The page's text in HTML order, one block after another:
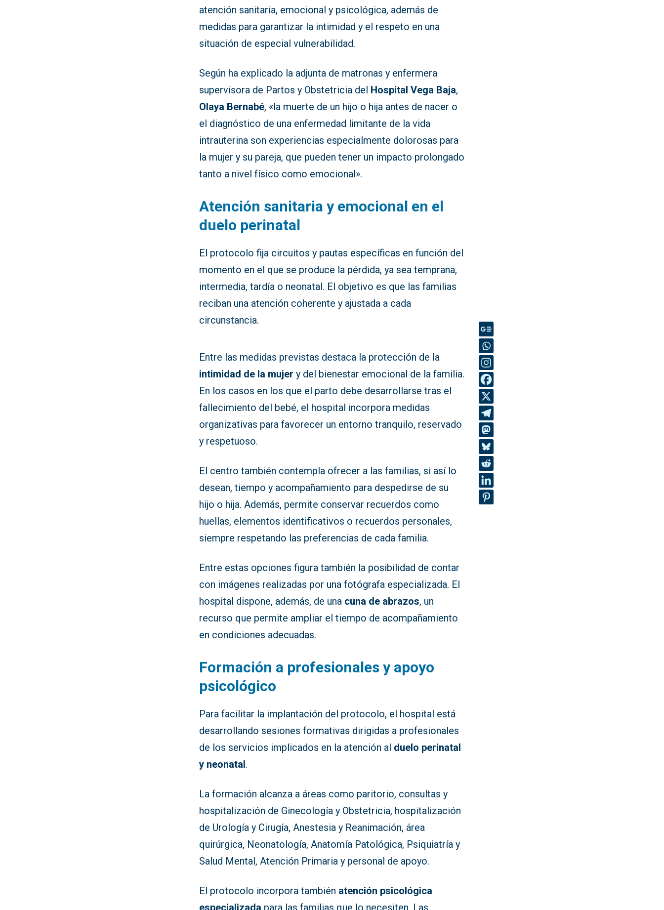
atención sanitaria, emocional y psicológica, además de
medidas para garantizar la intimidad y el respeto en una
situación de especial vulnerabilidad.
Según ha explicado la adjunta de matronas y enfermera
supervisora de Partos y Obstetricia del Hospital Vega Baja,
Olaya Bernabé, «la muerte de un hijo o hija antes de nacer o
el diagnóstico de una enfermedad limitante de la vida
intrauterina son experiencias especialmente dolorosas para
la mujer y su pareja, que pueden tener un impacto prolongado
tanto a nivel físico como emocional».
Atención sanitaria y emocional en el
duelo perinatal
El protocolo fija circuitos y pautas específicas en función del
momento en el que se produce la pérdida, ya sea temprana,
intermedia, tardía o neonatal. El objetivo es que las familias
reciban una atención coherente y ajustada a cada
circunstancia.
Entre las medidas previstas destaca la protección de la
intimidad de la mujer y del bienestar emocional de la familia.
En los casos en los que el parto debe desarrollarse tras el
fallecimiento del bebé, el hospital incorpora medidas
organizativas para favorecer un entorno tranquilo, reservado
y respetuoso.
El centro también contempla ofrecer a las familias, si así lo
desean, tiempo y acompañamiento para despedirse de su
hijo o hija. Además, permite conservar recuerdos como
huellas, elementos identificativos o recuerdos personales,
siempre respetando las preferencias de cada familia.
Entre estas opciones figura también la posibilidad de contar
con imágenes realizadas por una fotógrafa especializada. El
hospital dispone, además, de una cuna de abrazos, un
recurso que permite ampliar el tiempo de acompañamiento
en condiciones adecuadas.
Formación a profesionales y apoyo
psicológico
Para facilitar la implantación del protocolo, el hospital está
desarrollando sesiones formativas dirigidas a profesionales
de los servicios implicados en la atención al duelo perinatal
y neonatal.
La formación alcanza a áreas como paritorio, consultas y
hospitalización de Ginecología y Obstetricia, hospitalización
de Urología y Cirugía, Anestesia y Reanimación, área
quirúrgica, Neonatología, Anatomía Patológica, Psiquiatría y
Salud Mental, Atención Primaria y personal de apoyo.
El protocolo incorpora también atención psicológica
especializada para las familias que lo necesiten. Las